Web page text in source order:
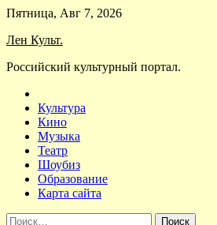
Skip
content
Пятница, Авг 7, 2026
Лен Культ.
Российский культурный портал.
Культура
Кино
Музыка
Театр
Шоубиз
Образование
Карта сайта
Найти: